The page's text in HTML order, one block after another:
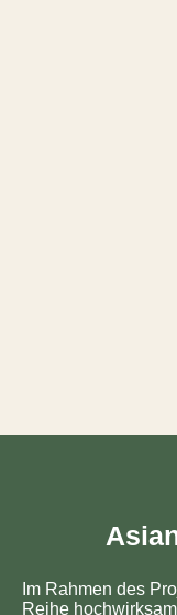
Im Rahmen des
Reihe